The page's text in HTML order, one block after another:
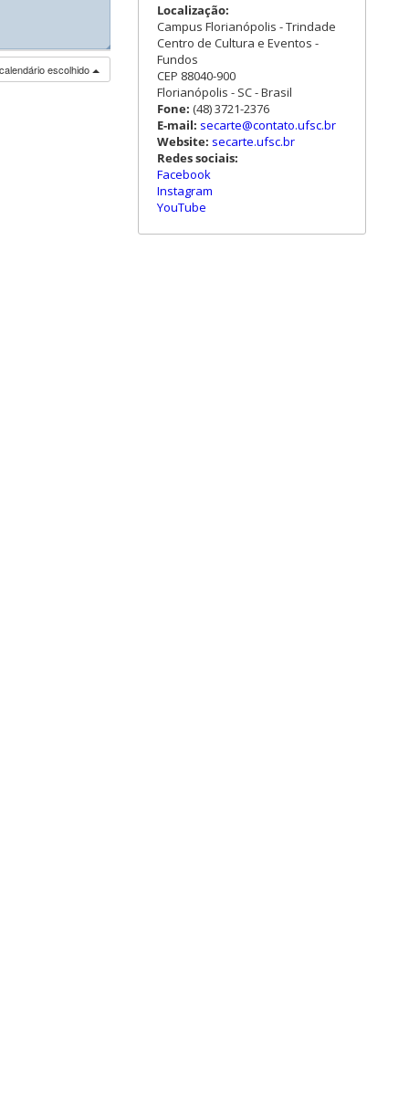
◢◢
escolhido
Localização:
Campus Florianópolis - Trindade
Centro de Cultura e Eventos -
Fundos
CEP 88040-900
Florianópolis - SC - Brasil
Fone: (48) 3721-2376
E-mail: secarte@contato.ufsc.br
Website: secarte.ufsc.br
Redes sociais:
Facebook
Instagram
YouTube